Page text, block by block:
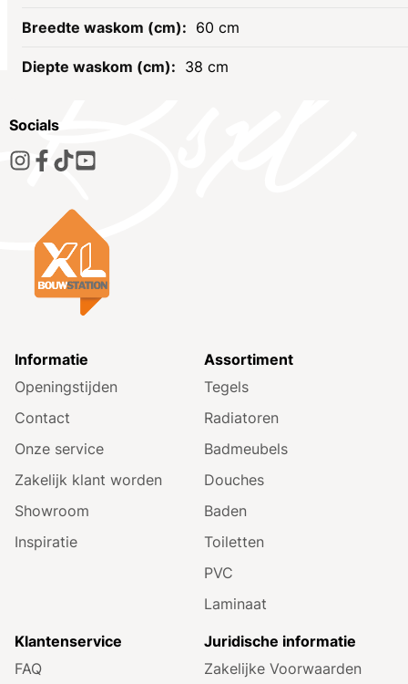
60 cm
38 cm
Socials
Informatie
Openingstijden
Contact
Onze service
Zakelijk klant worden
Showroom
Inspiratie
Assortiment
Tegels
Radiatoren
Badmeubels
Douches
Baden
Toiletten
PVC
Laminaat
Klantenservice
FAQ
Juridische informatie
Zakelijke Voorwaarden